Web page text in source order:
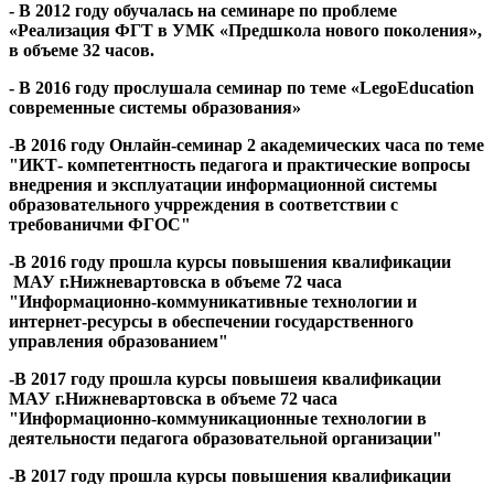
- В 2012 году обучалась на семинаре по проблеме
«Реализация ФГТ в УМК «Предшкола нового поколения»,
в объеме 32 часов.
- В 2016 году прослушала семинар по теме «LegoEducation
современные системы образования»
-В 2016 году Онлайн-семинар 2 академических часа по теме
"ИКТ- компетентность педагога и практические вопросы
внедрения и эксплуатации информационной системы
образовательного учрреждения в соответствии с
требованичми ФГОС"
-В 2016 году прошла курсы повышения квалификации
МАУ г.Нижневартовска в объеме 72 часа
"Информационно-коммуникативные технологии и
интернет-ресурсы в обеспечении государственного
управления образованием"
-В 2017 году прошла курсы повышеия квалификации
МАУ г.Нижневартовска в объеме 72 часа
"Информационно-коммуникационные технологии в
деятельности педагога образовательной организации"
-В 2017 году прошла курсы повышения квалификации